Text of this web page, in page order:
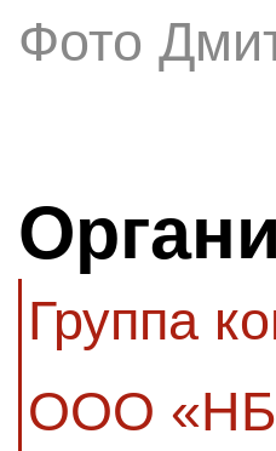
Фото
Группа
ООО